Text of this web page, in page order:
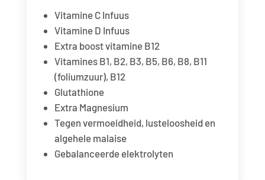
Vitamine C Infuus
Vitamine D Infuus
Extra boost vitamine B12
Vitamines B1, B2, B3, B5, B6, B8, B11
(foliumzuur), B12
Glutathione
Extra Magnesium
Tegen vermoeidheid, lusteloosheid en
algehele malaise
Gebalanceerde elektrolyten